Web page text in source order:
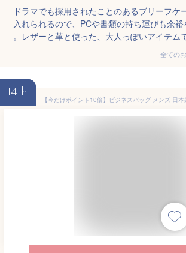
ドラマでも採用されたことのあるブリーフケ
入れられるので、PCや書類の持ち運びも余
。レザーと革と使った、大人っぽいアイテム
全ての
14th